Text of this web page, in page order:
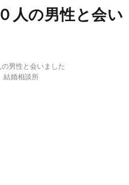
人の男性と会い
男性と会いました
結婚相談所